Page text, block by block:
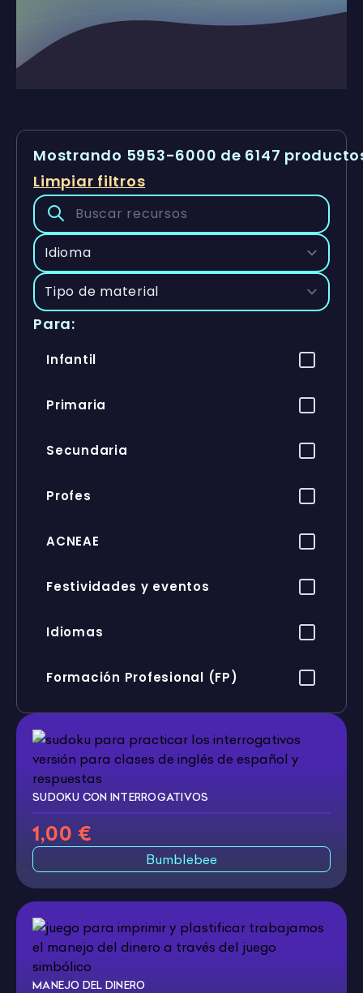
Mostrando 5953-6000 de 6147
Limpiar filtros
Para:
Infantil
Primaria
Secundaria
Profes
ACNEAE
Festividades y eventos
Idiomas
Formación Profesional (FP)
SUDOKU CON INTERROGATIVOS
1,00 €
Bumblebee
MANEJO DEL DINERO